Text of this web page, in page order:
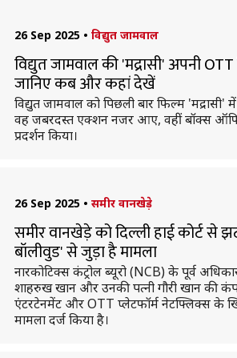
26 Sep 2025 • विद्युत जामवाल
विद्युत जामवाल की 'मद्रासी' अपनी
जानिए कब और कहां देखें
विद्युत जामवाल को पिछली बार फिल्म
वह जबरदस्त एक्शन नजर आए, वहीं बॉक्स
प्रदर्शन किया।
26 Sep 2025 • समीर वानखेड़े
समीर वानखेड़े को दिल्ली हाई कोर्ट
बॉलीवुड' से जुड़ा है मामला
नारकोटिक्स कंट्रोल ब्यूरो (NCB) के पूर्व
शाहरुख खान और उनकी पत्नी गौरी खान की
एंटरटेनमेंट और OTT प्लेटफॉर्म नेटफ्लिक्स के
मामला दर्ज किया है।